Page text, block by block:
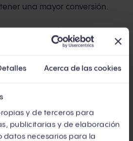
Acerca de las cookies
y de terceros para
publicitarias y de elaboración
datos necesarios para la
una mayor conversión.
sobre todo en las fases de
y entrenamientos